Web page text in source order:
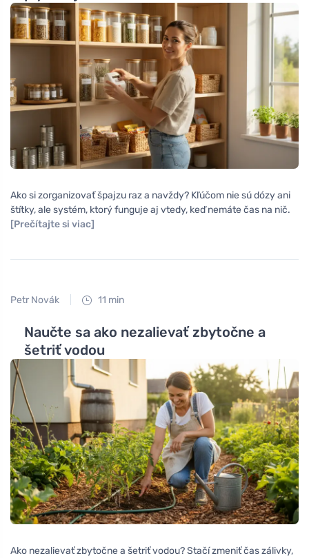
Ako si zorganizovať špajzu raz a navždy? Kľúčom nie sú dózy ani
štítky, ale systém, ktorý funguje aj vtedy, keď nemáte čas na nič.
[Prečítajte si viac]
Petr Novák 11 min
Naučte sa ako nezalievať zbytočne a
šetriť vodou
Ako nezalievať zbytočne a šetriť vodou? Stačí zmeniť čas zálivky,